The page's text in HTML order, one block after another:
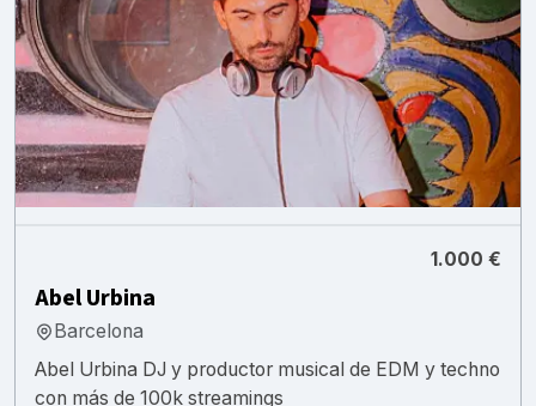
1.000 €
Abel Urbina
Barcelona
Abel Urbina DJ y productor musical de EDM y techno
con más de 100k streamings